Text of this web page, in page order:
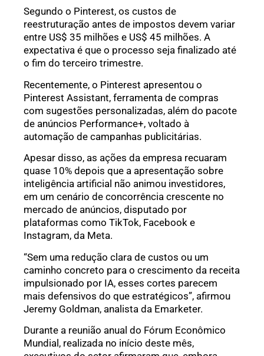
Segundo o Pinterest, os custos de
reestruturação antes de impostos devem variar
entre US$ 35 milhões e US$ 45 milhões. A
expectativa é que o processo seja finalizado até
o fim do terceiro trimestre.
Recentemente, o Pinterest apresentou o
Pinterest Assistant, ferramenta de compras
com sugestões personalizadas, além do pacote
de anúncios Performance+, voltado à
automação de campanhas publicitárias.
Apesar disso, as ações da empresa recuaram
quase 10% depois que a apresentação sobre
inteligência artificial não animou investidores,
em um cenário de concorrência crescente no
mercado de anúncios, disputado por
plataformas como TikTok, Facebook e
Instagram, da Meta.
“Sem uma redução clara de custos ou um
caminho concreto para o crescimento da receita
impulsionado por IA, esses cortes parecem
mais defensivos do que estratégicos”, afirmou
Jeremy Goldman, analista da Emarketer.
Durante a reunião anual do Fórum Econômico
Mundial, realizada no início deste mês,